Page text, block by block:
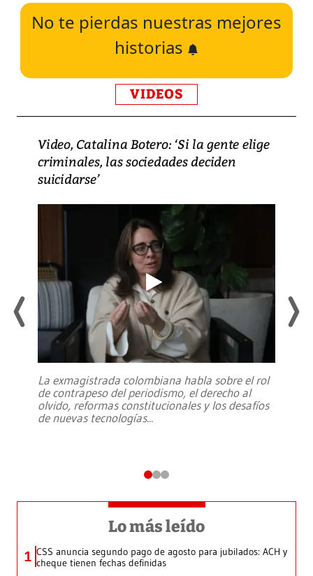
No te pierdas nuestras mejores
historias
VIDEOS
Video, Catalina Botero: ‘Si la gente elige
criminales, las sociedades deciden
suicidarse’
La exmagistrada colombiana habla sobre el rol
de contrapeso del periodismo, el derecho al
olvido, reformas constitucionales y los desafíos
de nuevas tecnologías...
Lo más leído
1 CSS anuncia segundo pago de agosto para jubilados: ACH y
cheque tienen fechas definidas